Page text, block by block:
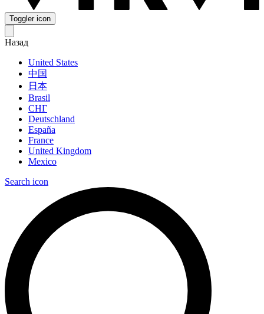
Toggler icon
Назад
United States
中国
日本
Brasil
СНГ
Deutschland
España
France
United Kingdom
Mexico
Search icon